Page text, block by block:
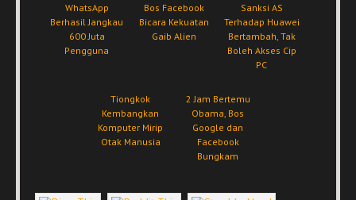
WhatsApp
Berhasil Jangkau
600 Juta
Pengguna
Bos Facebook
Bicara Kekuatan
Gaib Alien
Sanksi AS
Terhadap Huawei
Bertambah, Tak
Boleh Akses Cip
PC
Tiongkok
Kembangkan
Komputer Mirip
Otak Manusia
2 Jam Bertemu
Obama, Bos
Google dan
Facebook
Bungkam